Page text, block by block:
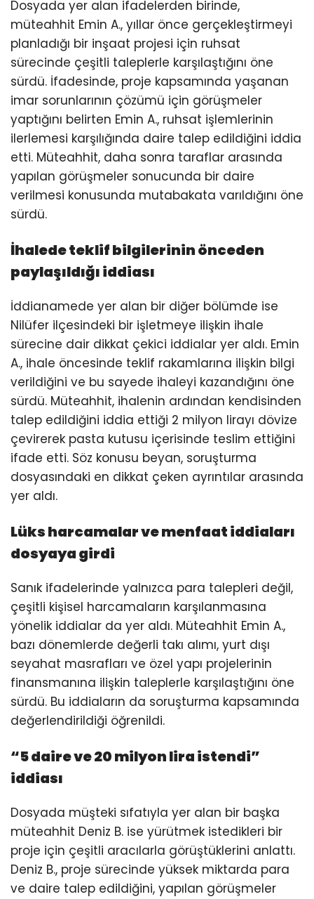
Dosyada yer alan ifadelerden birinde,
müteahhit Emin A., yıllar önce gerçekleştirmeyi
planladığı bir inşaat projesi için ruhsat
sürecinde çeşitli taleplerle karşılaştığını öne
sürdü. İfadesinde, proje kapsamında yaşanan
imar sorunlarının çözümü için görüşmeler
yaptığını belirten Emin A., ruhsat işlemlerinin
ilerlemesi karşılığında daire talep edildiğini iddia
etti. Müteahhit, daha sonra taraflar arasında
yapılan görüşmeler sonucunda bir daire
verilmesi konusunda mutabakata varıldığını öne
sürdü.
İhalede teklif bilgilerinin önceden
paylaşıldığı iddiası
İddianamede yer alan bir diğer bölümde ise
Nilüfer ilçesindeki bir işletmeye ilişkin ihale
sürecine dair dikkat çekici iddialar yer aldı. Emin
A., ihale öncesinde teklif rakamlarına ilişkin bilgi
verildiğini ve bu sayede ihaleyi kazandığını öne
sürdü. Müteahhit, ihalenin ardından kendisinden
talep edildiğini iddia ettiği 2 milyon lirayı dövize
çevirerek pasta kutusu içerisinde teslim ettiğini
ifade etti. Söz konusu beyan, soruşturma
dosyasındaki en dikkat çeken ayrıntılar arasında
yer aldı.
Lüks harcamalar ve menfaat iddiaları
dosyaya girdi
Sanık ifadelerinde yalnızca para talepleri değil,
çeşitli kişisel harcamaların karşılanmasına
yönelik iddialar da yer aldı. Müteahhit Emin A.,
bazı dönemlerde değerli takı alımı, yurt dışı
seyahat masrafları ve özel yapı projelerinin
finansmanına ilişkin taleplerle karşılaştığını öne
sürdü. Bu iddiaların da soruşturma kapsamında
değerlendirildiği öğrenildi.
“5 daire ve 20 milyon lira istendi”
iddiası
Dosyada müşteki sıfatıyla yer alan bir başka
müteahhit Deniz B. ise yürütmek istedikleri bir
proje için çeşitli aracılarla görüştüklerini anlattı.
Deniz B., proje sürecinde yüksek miktarda para
ve daire talep edildiğini, yapılan görüşmeler